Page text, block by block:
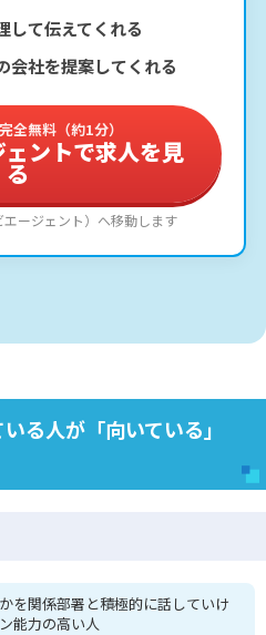
して伝えてくれる
会社を提案してくれる
全無料（約1分）
ントで求人を見
る
ージェント）へ移動します
る人が「向いている」
を関係部署と積極的に話していけ
能力の高い人